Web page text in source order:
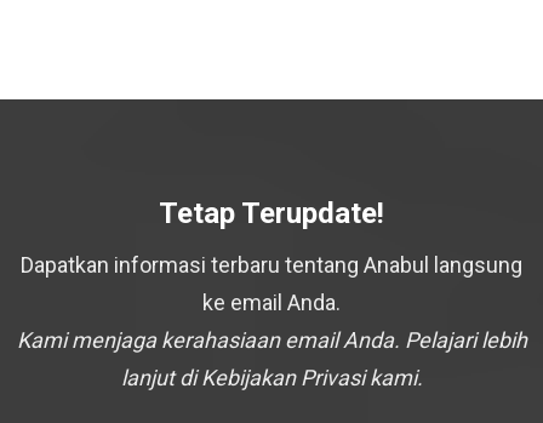
Tetap Terupdate!
Dapatkan informasi terbaru tentang Anabul langsung
ke email Anda.
Kami menjaga kerahasiaan email Anda. Pelajari lebih
lanjut di Kebijakan Privasi kami.